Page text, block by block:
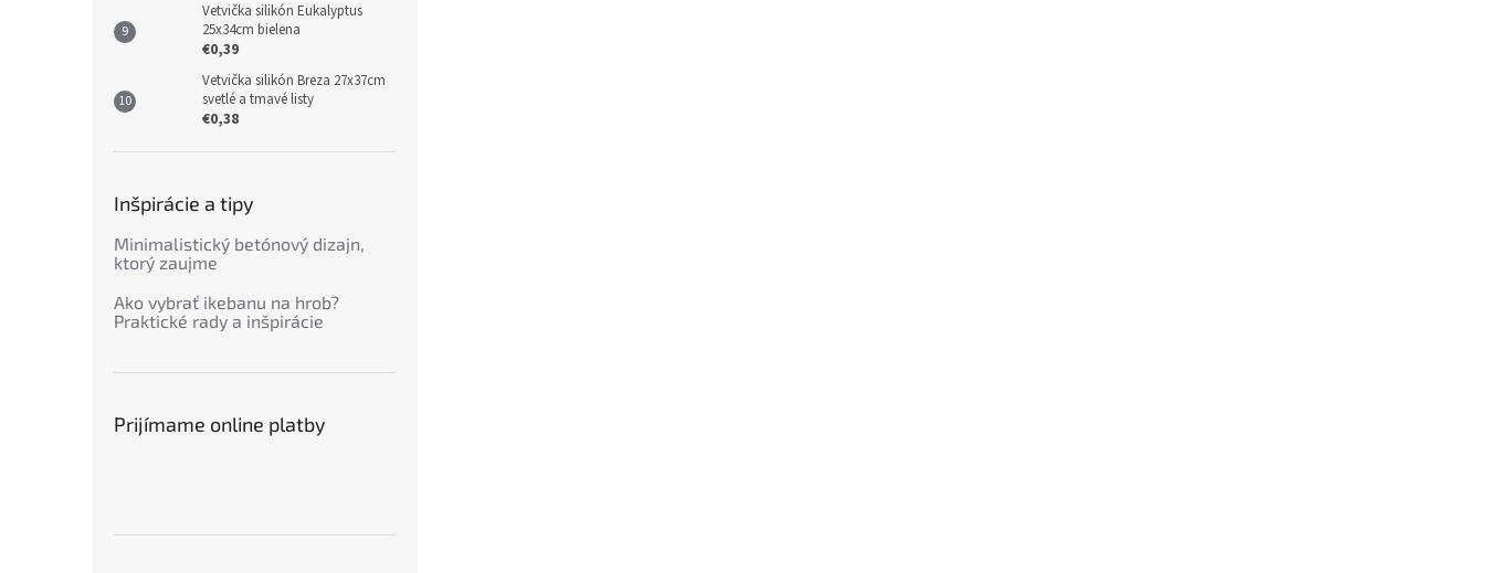
Vetvička silikón Eukalyptus
25x34cm bielena
€0,39
Vetvička silikón Breza 27x37cm
svetlé a tmavé listy
€0,38
Inšpirácie a tipy
Minimalistický betónový dizajn,
ktorý zaujme
Ako vybrať ikebanu na hrob?
Praktické rady a inšpirácie
Prijímame online platby